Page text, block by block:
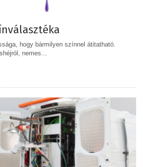
hogy bármilyen színnel átitatható.
nemes...